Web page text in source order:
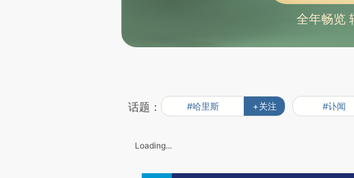
全年畅览
话题： #哈里斯 +关注 #讣闻
Loading...